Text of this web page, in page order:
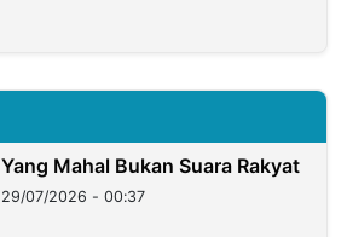
Yang Mahal Bukan Suara Rakyat
29/07/2026 - 00:37